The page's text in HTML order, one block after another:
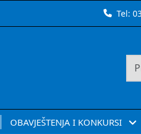
Tel:
OBAVJEŠTENJA I KONKURSI